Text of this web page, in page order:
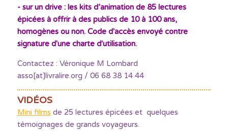
- sur un drive : les kits d’animation de 85 lectures
épicées à offrir à des publics de 10 à 100 ans,
homogènes ou non. Code d'accès envoyé contre
signature d'une charte d'utilisation.
Contactez : Véronique M Lombard
asso[at]livralire.org / 06 68 38 14 44
VIDÉOS
Mini films de 25 lectures épicées et quelques
témoignages de grands voyageurs.